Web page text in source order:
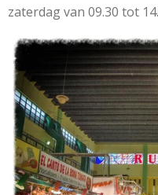
zaterdag van 09.30 tot